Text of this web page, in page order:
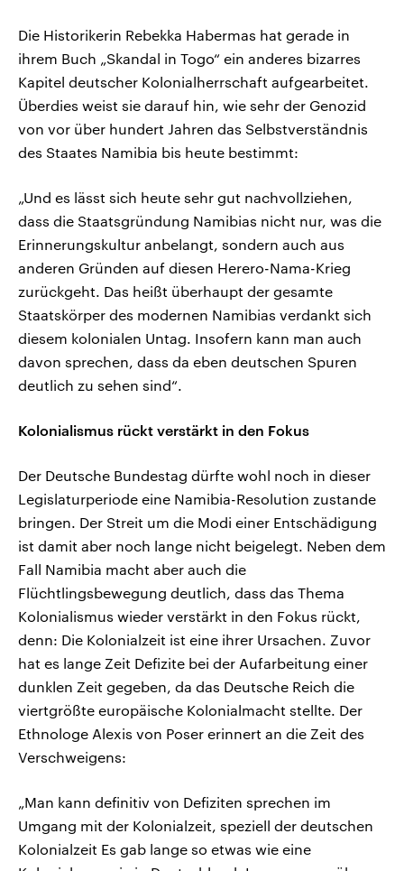
Die Historikerin Rebekka Habermas hat gerade in
ihrem Buch „Skandal in Togo“ ein anderes bizarres
Kapitel deutscher Kolonialherrschaft aufgearbeitet.
Überdies weist sie darauf hin, wie sehr der Genozid
von vor über hundert Jahren das Selbstverständnis
des Staates Namibia bis heute bestimmt:
„Und es lässt sich heute sehr gut nachvollziehen,
dass die Staatsgründung Namibias nicht nur, was die
Erinnerungskultur anbelangt, sondern auch aus
anderen Gründen auf diesen Herero-Nama-Krieg
zurückgeht. Das heißt überhaupt der gesamte
Staatskörper des modernen Namibias verdankt sich
diesem kolonialen Untag. Insofern kann man auch
davon sprechen, dass da eben deutschen Spuren
deutlich zu sehen sind“.
Kolonialismus rückt verstärkt in den Fokus
Der Deutsche Bundestag dürfte wohl noch in dieser
Legislaturperiode eine Namibia-Resolution zustande
bringen. Der Streit um die Modi einer Entschädigung
ist damit aber noch lange nicht beigelegt. Neben dem
Fall Namibia macht aber auch die
Flüchtlingsbewegung deutlich, dass das Thema
Kolonialismus wieder verstärkt in den Fokus rückt,
denn: Die Kolonialzeit ist eine ihrer Ursachen. Zuvor
hat es lange Zeit Defizite bei der Aufarbeitung einer
dunklen Zeit gegeben, da das Deutsche Reich die
viertgrößte europäische Kolonialmacht stellte. Der
Ethnologe Alexis von Poser erinnert an die Zeit des
Verschweigens:
„Man kann definitiv von Defiziten sprechen im
Umgang mit der Kolonialzeit, speziell der deutschen
Kolonialzeit Es gab lange so etwas wie eine